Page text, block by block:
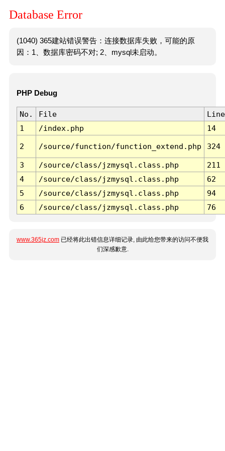
Database Error
(1040) 365建站错误警告：连接数据库失败，可能的原
因：1、数据库密码不对; 2、mysql未启动。
PHP Debug
No. File
Line
1
/index.php 14
2 /source/function/function_extend.php 324
3 /source/class/jzmysql.class.php
211
4
/source/class/jzmysql.class.php
62
5
/source/class/jzmysql.class.php
94
6
/source/class/jzmysql.class.php 76
www.365jz.com 已经将此出错信息详细记录, 由此给您带来的访问不便我
们深感歉意.